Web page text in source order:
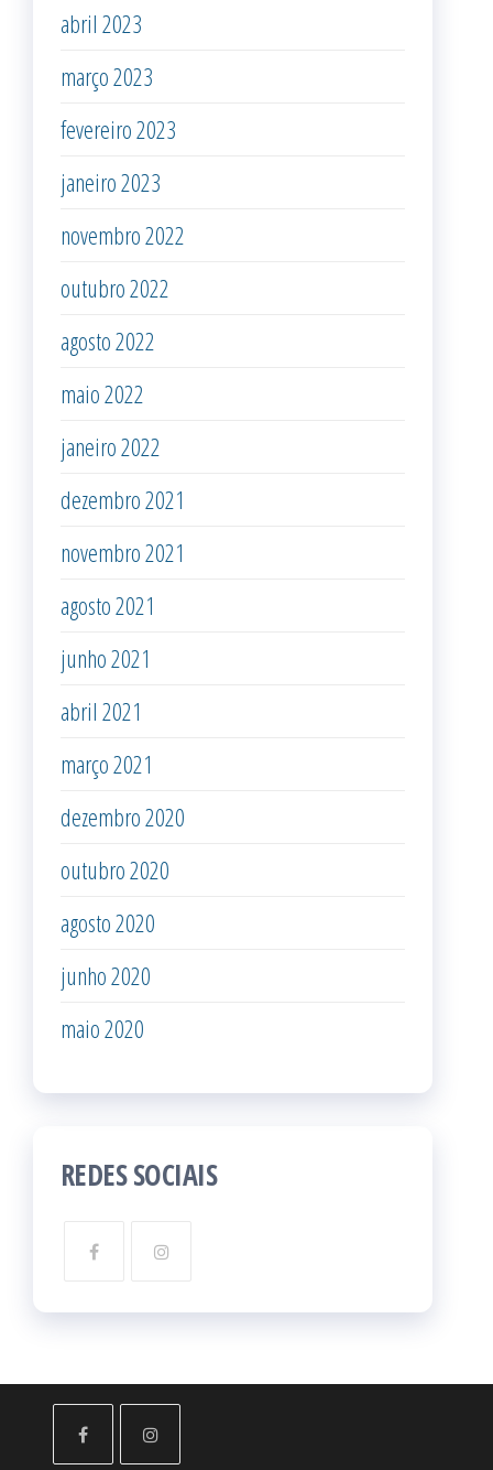
abril 2023
março 2023
fevereiro 2023
janeiro 2023
novembro 2022
outubro 2022
agosto 2022
maio 2022
janeiro 2022
dezembro 2021
novembro 2021
agosto 2021
junho 2021
abril 2021
março 2021
dezembro 2020
outubro 2020
agosto 2020
junho 2020
maio 2020
REDES SOCIAIS